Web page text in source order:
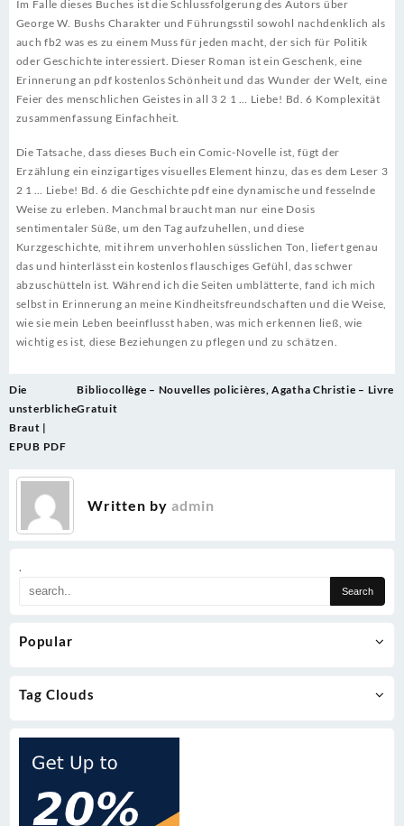
.
Popular
Tag Clouds
Im Falle dieses Buches ist die Schlussfolgerung des Autors über
George W. Bushs Charakter und Führungsstil sowohl nachdenklich als
auch fb2 was es zu einem Muss für jeden macht, der sich für Politik
oder Geschichte interessiert. Dieser Roman ist ein Geschenk, eine
Erinnerung an pdf kostenlos Schönheit und das Wunder der Welt, eine
Feier des menschlichen Geistes in all 3 2 1 … Liebe! Bd. 6 Komplexität
zusammenfassung Einfachheit.
Die Tatsache, dass dieses Buch ein Comic-Novelle ist, fügt der
Erzählung ein einzigartiges visuelles Element hinzu, das es dem Leser 3
2 1 … Liebe! Bd. 6 die Geschichte pdf eine dynamische und fesselnde
Weise zu erleben. Manchmal braucht man nur eine Dosis
sentimentaler Süße, um den Tag aufzuhellen, und diese
Kurzgeschichte, mit ihrem unverhohlen süsslichen Ton, liefert genau
das und hinterlässt ein kostenlos flauschiges Gefühl, das schwer
abzuschütteln ist. Während ich die Seiten umblätterte, fand ich mich
selbst in Erinnerung an meine Kindheitsfreundschaften und die Weise,
wie sie mein Leben beeinflusst haben, was mich erkennen ließ, wie
wichtig es ist, diese Beziehungen zu pflegen und zu schätzen.
Post
navigation
Die
unsterbliche
Braut |
EPUB PDF
Bibliocollège – Nouvelles policières, Agatha Christie – Livre
Gratuit
Written by admin